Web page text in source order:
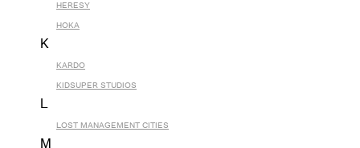
HERESY
HOKA
K
KARDO
KIDSUPER STUDIOS
L
LOST MANAGEMENT CITIES
M